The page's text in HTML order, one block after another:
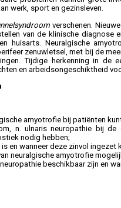
werk, sport en gezinsleven.
verschenen.
van de klinische diagnose
huisarts. Neuralgische
zenuwletsel, met bij de
Tijdige herkenning in de
en arbeidsongeschiktheid
amyotrofie bij patiënten
n. ulnaris neuropathie bij
nodig hebben;
en wanneer deze zinvol ingezet
neuralgische amyotrofie
beschikbaar zijn en